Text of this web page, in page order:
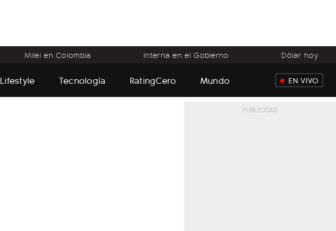
Milei en Colombia Interna en el Gobierno Dólar hoy
Lifestyle Tecnología RatingCero Mundo EN VIVO